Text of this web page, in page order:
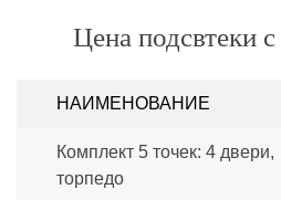
Цена подсвтеки
НАИМЕНОВАНИЕ
Комплект 5 точек: 4 двери,
торпедо